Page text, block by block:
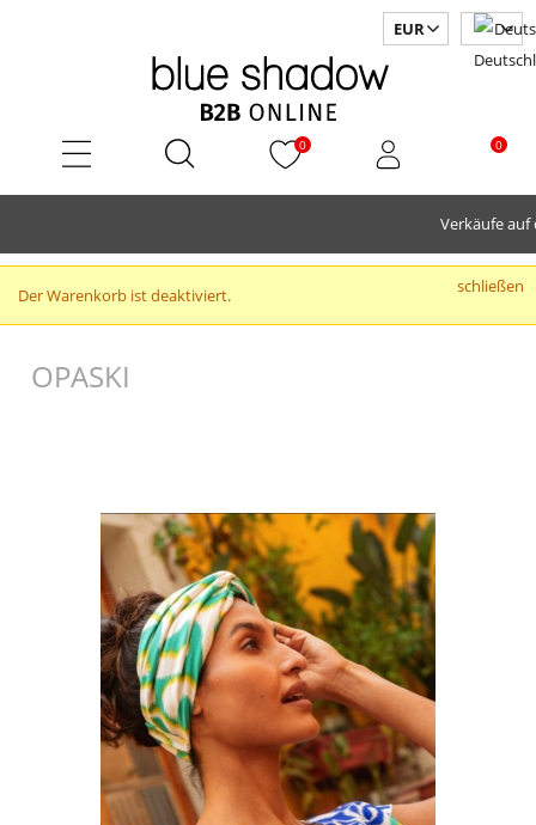
0 0
schließen
Der Warenkorb ist deaktiviert.
OPASKI